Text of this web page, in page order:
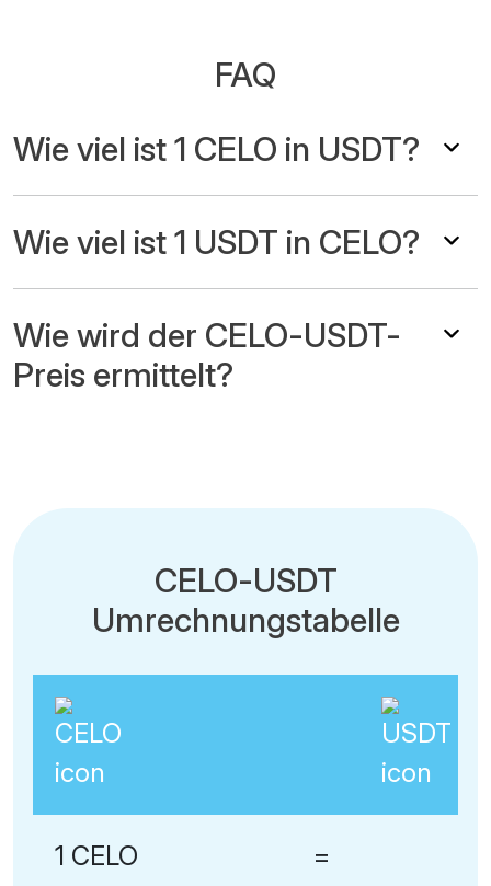
FAQ
Wie viel ist 1 CELO in USDT?
Wie viel ist 1 USDT in CELO?
Wie wird der CELO-USDT-
Preis ermittelt?
CELO-USDT
Umrechnungstabelle
1 CELO =